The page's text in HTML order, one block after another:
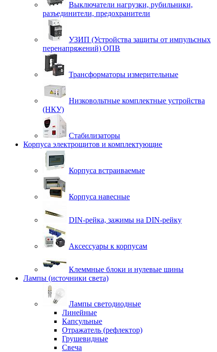
Выключатели нагрузки, рубильники,
разъединители, предохранители
УЗИП (Устройства защиты от импульсных
перенапряжений) ОПВ
Трансформаторы измерительные
Низковольтные комплектные устройства
(НКУ)
Стабилизаторы
Корпуса электрощитов и комплектующие
Корпуса встраиваемые
Корпуса навесные
DIN-рейка, зажимы на DIN-рейку
Аксессуары к корпусам
Клеммные блоки и нулевые шины
Лампы (источники света)
Лампы светодиодные
Линейные
Капсульные
Отражатель (рефлектор)
Грушевидные
Свеча